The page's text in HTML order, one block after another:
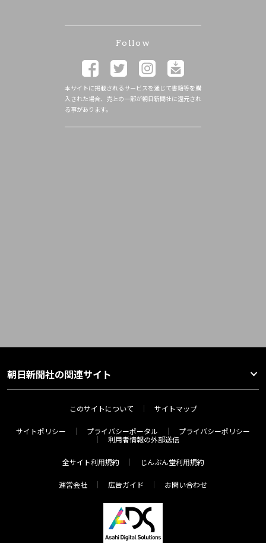
Follow
本サイトに掲載されるサービスを通じて書籍等を購
入された場合、売上の一部が朝日新聞社に還元され
る事があります。
朝日新聞社の関連サイト
このサイトについて サイトマップ
サイトポリシー プライバシーポータル
プライバシーポリシー
利用者情報の外部送信
全サイト利用規約 じんぶん堂利用規約
運営会社 広告ガイド お問い合わせ